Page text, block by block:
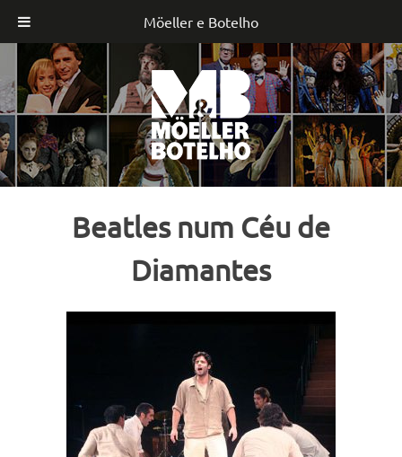
Möeller e Botelho
Skip
to
content
Beatles num Céu de
Diamantes